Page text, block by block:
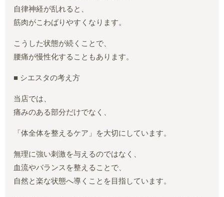
自律神経が乱れると、
筋肉がこわばりやすくなります。
こうした状態が続くことで、
腰痛が慢性化することもあります。
■ シエスタの考え方
当店では、
痛みのある部分だけでなく、
「体全体を整えるケア」を大切にしています。
無理に強い刺激を与えるのではなく、
血流やバランスを整えることで、
自然と楽な状態へ導くことを目指しています。